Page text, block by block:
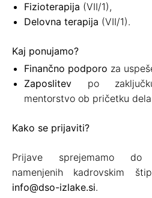
Fizioterapija (VII/1),
Delovna terapija (VII/1).
Kaj ponujamo?
Finančno podporo za
Zaposlitev po
mentorstvo ob pričetku
Kako se prijaviti?
Prijave sprejemamo do
namenjenih kadrovskim
info@dso-izlake.si.